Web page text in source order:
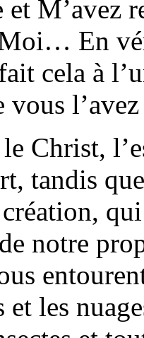
et M’avez
En
cela à
vous
Christ,
tandis
notre
les